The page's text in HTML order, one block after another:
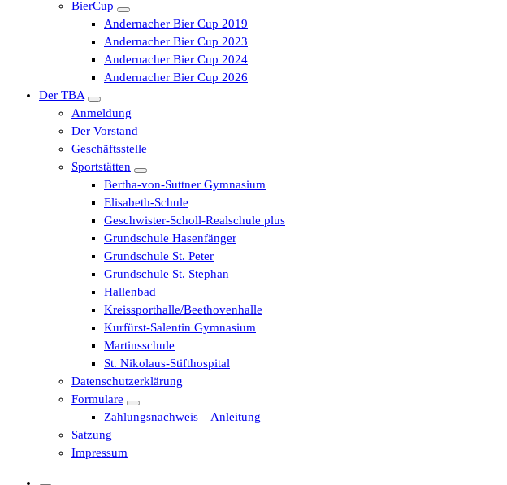
BierCup
Andernacher Bier Cup 2019
Andernacher Bier Cup 2023
Andernacher Bier Cup 2024
Andernacher Bier Cup 2026
Der TBA
Anmeldung
Der Vorstand
Geschäftsstelle
Sportstätten
Bertha-von-Suttner Gymnasium
Elisabeth-Schule
Geschwister-Scholl-Realschule plus
Grundschule Hasenfänger
Grundschule St. Peter
Grundschule St. Stephan
Hallenbad
Kreissporthalle/Beethovenhalle
Kurfürst-Salentin Gymnasium
Martinsschule
St. Nikolaus-Stifthospital
Datenschutzerklärung
Formulare
Zahlungsnachweis – Anleitung
Satzung
Impressum